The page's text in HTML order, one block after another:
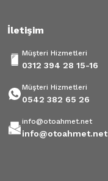
İletişim
Müşteri Hizmetleri
0312 394 28 15-16
Müşteri Hizmetleri
0542 382 65 26
info@otoahmet.net
info@otoahmet.net